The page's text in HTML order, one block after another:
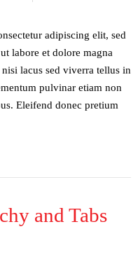
adipiscing elit, sed
labore et dolore magna
lacus sed viverra tellus in
pulvinar etiam non
Eleifend donec pretium
and Tabs